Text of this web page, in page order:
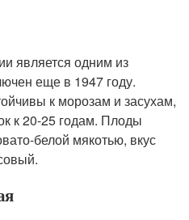
является одним из
еще в 1947 году.
к морозам и засухам,
к 20-25 годам. Плоды
белой мякотью, вкус